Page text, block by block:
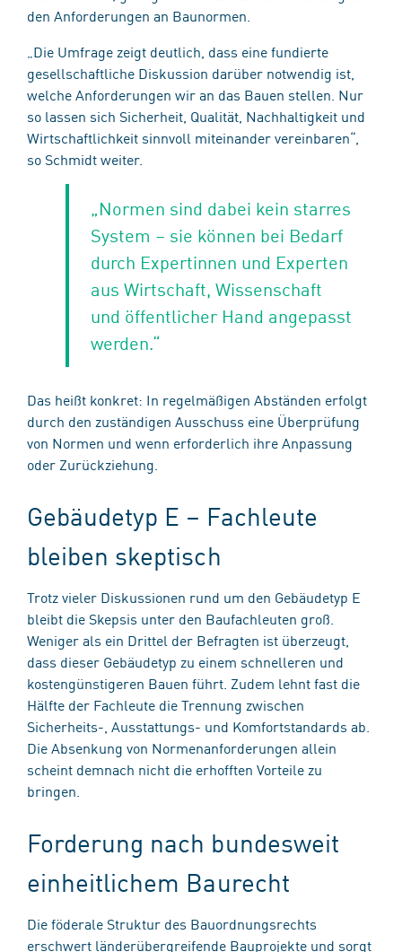
den Anforderungen an Baunormen.
„Die Umfrage zeigt deutlich, dass eine fundierte
gesellschaftliche Diskussion darüber notwendig ist,
welche Anforderungen wir an das Bauen stellen. Nur
so lassen sich Sicherheit, Qualität, Nachhaltigkeit und
Wirtschaftlichkeit sinnvoll miteinander vereinbaren“,
so Schmidt weiter.
„Normen sind dabei kein starres
System – sie können bei Bedarf
durch Expertinnen und Experten
aus Wirtschaft, Wissenschaft
und öffentlicher Hand angepasst
werden.“
Das heißt konkret: In regelmäßigen Abständen erfolgt
durch den zuständigen Ausschuss eine Überprüfung
von Normen und wenn erforderlich ihre Anpassung
oder Zurückziehung.
Gebäudetyp E – Fachleute
bleiben skeptisch
Trotz vieler Diskussionen rund um den Gebäudetyp E
bleibt die Skepsis unter den Baufachleuten groß.
Weniger als ein Drittel der Befragten ist überzeugt,
dass dieser Gebäudetyp zu einem schnelleren und
kostengünstigeren Bauen führt. Zudem lehnt fast die
Hälfte der Fachleute die Trennung zwischen
Sicherheits-, Ausstattungs- und Komfortstandards ab.
Die Absenkung von Normenanforderungen allein
scheint demnach nicht die erhofften Vorteile zu
bringen.
Forderung nach bundesweit
einheitlichem Baurecht
Die föderale Struktur des Bauordnungsrechts
erschwert länderübergreifende Bauprojekte und sorgt